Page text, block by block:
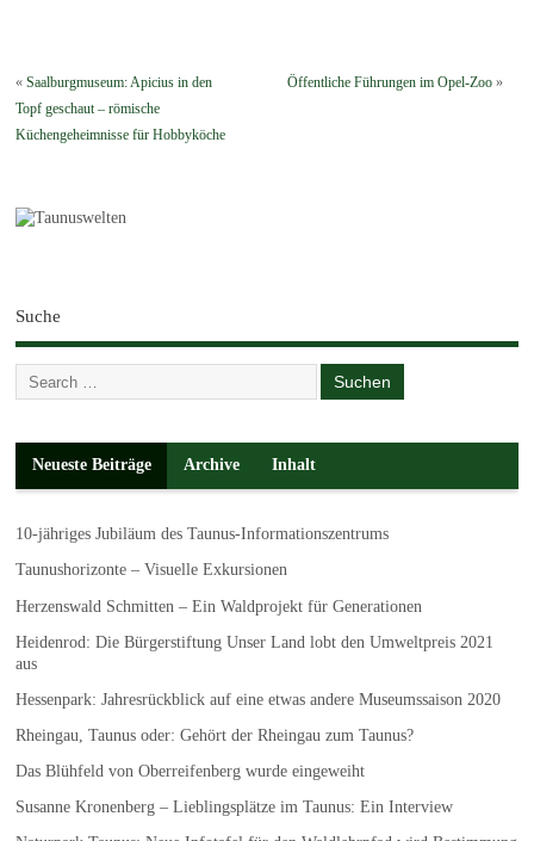
«Saalburgmuseum: Apicius in den
Topf geschaut – römische
Küchengeheimnisse für Hobbyköche
Öffentliche Führungen im Opel-Zoo»
Suche
Neueste Beiträge Archive Inhalt
10-jähriges Jubiläum des Taunus-Informationszentrums
Taunushorizonte – Visuelle Exkursionen
Herzenswald Schmitten – Ein Waldprojekt für Generationen
Heidenrod: Die Bürgerstiftung Unser Land lobt den Umweltpreis 2021
aus
Hessenpark: Jahresrückblick auf eine etwas andere Museumssaison 2020
Rheingau, Taunus oder: Gehört der Rheingau zum Taunus?
Das Blühfeld von Oberreifenberg wurde eingeweiht
Susanne Kronenberg – Lieblingsplätze im Taunus: Ein Interview